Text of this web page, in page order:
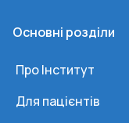
Основні розділи
Про Інститут
Для пацієнтів